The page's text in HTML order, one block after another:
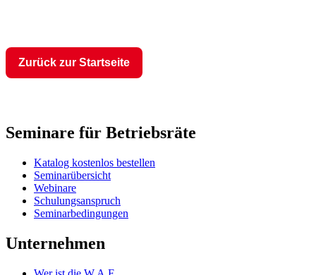
Zurück zur Startseite
Seminare für Betriebsräte
Katalog kostenlos bestellen
Seminarübersicht
Webinare
Schulungsanspruch
Seminarbedingungen
Unternehmen